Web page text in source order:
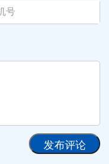
发布评论